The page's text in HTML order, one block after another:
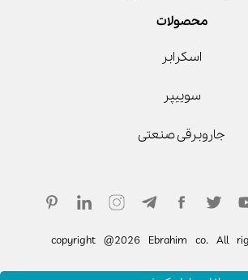
محصولات
اسکرابر
سوییپر
جاروبرقی صنعتی
copyright @2026 Ebrahim co. All